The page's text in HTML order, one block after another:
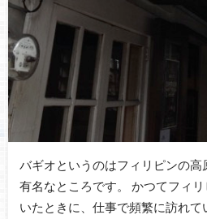
バギオというのはフィリピンの高
有名なところです。 かつてフィ
いたときに、仕事で頻繁に訪れて